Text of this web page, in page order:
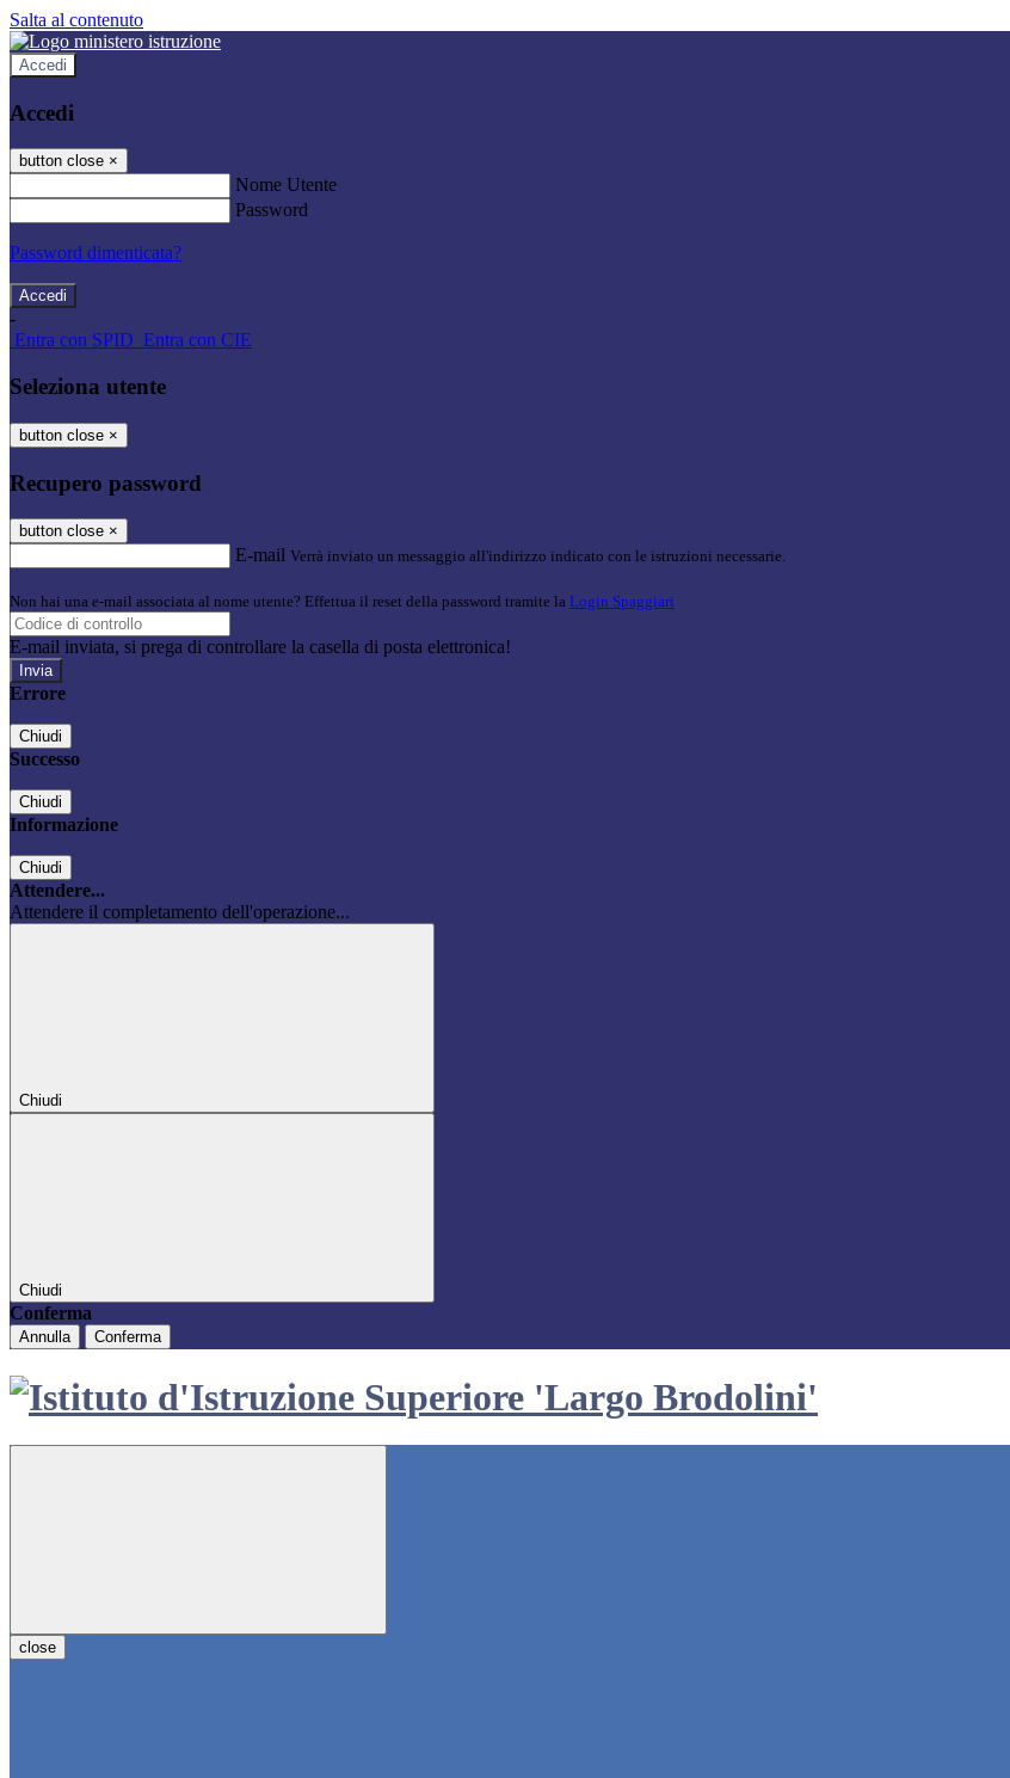
Salta al contenuto
Accedi
Accedi
button close ×
Nome Utente
Password
Password dimenticata?
-
Entra con SPID Entra con CIE
Seleziona utente
button close ×
Recupero password
button close ×
E-mail Verrà inviato un messaggio all'indirizzo indicato con le istruzioni necessarie.
Non hai una e-mail associata al nome utente? Effettua il reset della password tramite la Login Spaggiari
E-mail inviata, si prega di controllare la casella di posta elettronica!
Errore
Chiudi
Successo
Chiudi
Informazione
Chiudi
Attendere...
Attendere il completamento dell'operazione...
Chiudi
Chiudi
Conferma
Annulla Conferma
close